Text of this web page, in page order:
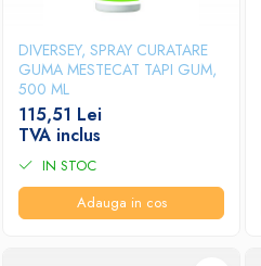
DIVERSEY, SPRAY CURATARE
GUMA MESTECAT TAPI GUM,
500 ML
115,51 Lei
TVA inclus
IN STOC
Adauga in cos